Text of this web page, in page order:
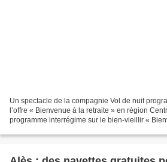
Un spectacle de la compagnie Vol de nuit
l’offre « Bienvenue à la retraite » en région
programme interrégime sur le bien-vieillir «